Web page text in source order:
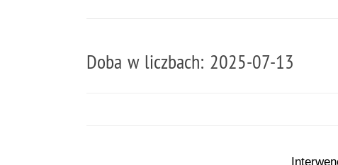
Doba w liczbach: 2025-07-13